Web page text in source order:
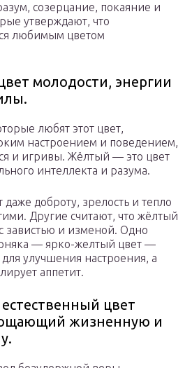
созерцание, покаяние и
утверждают, что
любимым цветом
молодости, энергии
любят этот цвет,
настроением и поведением,
и игривы. Жёлтый — это цвет
интеллекта и разума.
доброту, зрелость и тепло
Другие считают, что жёлтый
завистью и изменой. Одно
— ярко-желтый цвет —
улучшения настроения, а
аппетит.
цвет
жизненную и